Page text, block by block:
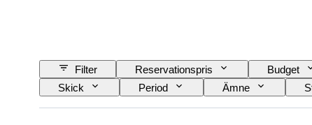
Filter Reservationspris Budget
Skick
Period Ämne
Typ av mikroskop
Typ av videobandspelare